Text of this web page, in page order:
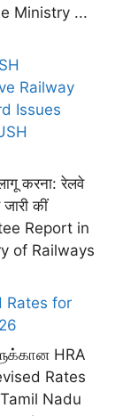
Ministry ...
Railway
Issues
करना: रेलवे
कीं
Report in
of Railways
Rates for
HRA
Rates
Nadu